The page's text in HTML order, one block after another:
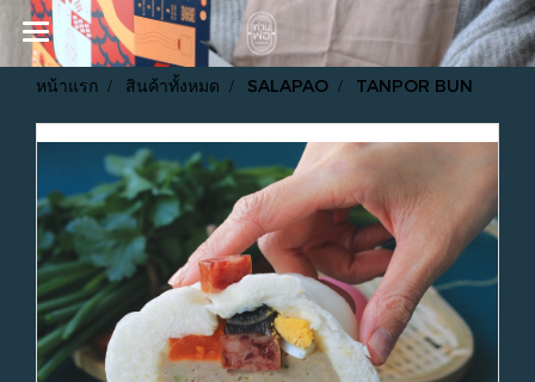
หน้าแรก สินค้าทั้งหมด SALAPAO TANPOR BUN